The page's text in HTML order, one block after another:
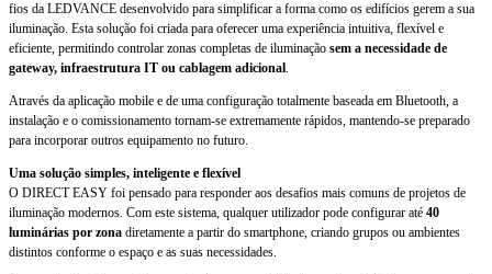
fios da LEDVANCE desenvolvido para simplificar a forma como os edifícios gerem a sua
iluminação. Esta solução foi criada para oferecer uma experiência intuitiva, flexível e
eficiente, permitindo controlar zonas completas de iluminação sem a necessidade de
gateway, infraestrutura IT ou cablagem adicional.
Através da aplicação mobile e de uma configuração totalmente baseada em Bluetooth, a
instalação e o comissionamento tornam-se extremamente rápidos, mantendo-se preparado
para incorporar outros equipamento no futuro.
Uma solução simples, inteligente e flexível
O DIRECT EASY foi pensado para responder aos desafios mais comuns de projetos de
iluminação modernos. Com este sistema, qualquer utilizador pode configurar até 40
luminárias por zona diretamente a partir do smartphone, criando grupos ou ambientes
distintos conforme o espaço e as suas necessidades.